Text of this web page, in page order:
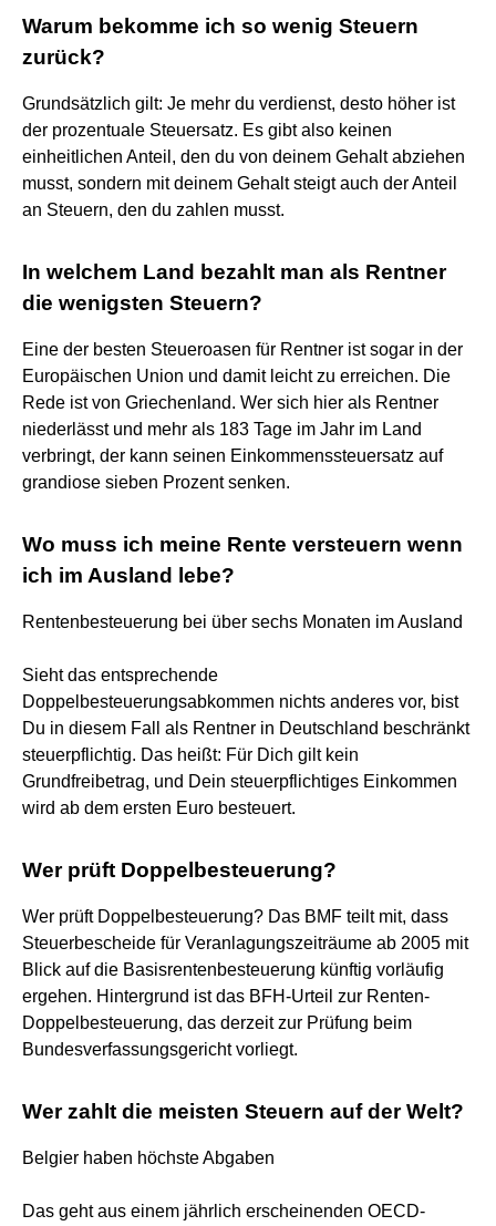
Warum bekomme ich so wenig Steuern
zurück?
Grundsätzlich gilt: Je mehr du verdienst, desto höher ist
der prozentuale Steuersatz. Es gibt also keinen
einheitlichen Anteil, den du von deinem Gehalt abziehen
musst, sondern mit deinem Gehalt steigt auch der Anteil
an Steuern, den du zahlen musst.
In welchem Land bezahlt man als Rentner
die wenigsten Steuern?
Eine der besten Steueroasen für Rentner ist sogar in der
Europäischen Union und damit leicht zu erreichen. Die
Rede ist von Griechenland. Wer sich hier als Rentner
niederlässt und mehr als 183 Tage im Jahr im Land
verbringt, der kann seinen Einkommenssteuersatz auf
grandiose sieben Prozent senken.
Wo muss ich meine Rente versteuern wenn
ich im Ausland lebe?
Rentenbesteuerung bei über sechs Monaten im Ausland
Sieht das entsprechende
Doppelbesteuerungsabkommen nichts anderes vor, bist
Du in diesem Fall als Rentner in Deutschland beschränkt
steuerpflichtig. Das heißt: Für Dich gilt kein
Grundfreibetrag, und Dein steuerpflichtiges Einkommen
wird ab dem ersten Euro besteuert.
Wer prüft Doppelbesteuerung?
Wer prüft Doppelbesteuerung? Das BMF teilt mit, dass
Steuerbescheide für Veranlagungszeiträume ab 2005 mit
Blick auf die Basisrentenbesteuerung künftig vorläufig
ergehen. Hintergrund ist das BFH-Urteil zur Renten-
Doppelbesteuerung, das derzeit zur Prüfung beim
Bundesverfassungsgericht vorliegt.
Wer zahlt die meisten Steuern auf der Welt?
Belgier haben höchste Abgaben
Das geht aus einem jährlich erscheinenden OECD-